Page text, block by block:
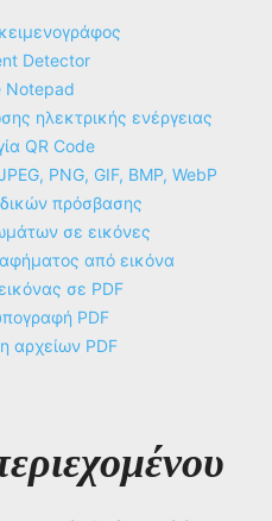
Detector
Notepad
ηλεκτρικής ενέργειας
QR Code
PNG, GIF, BMP, WebP
πρόσβασης
σε εικόνες
από εικόνα
σε PDF
PDF
αρχείων PDF